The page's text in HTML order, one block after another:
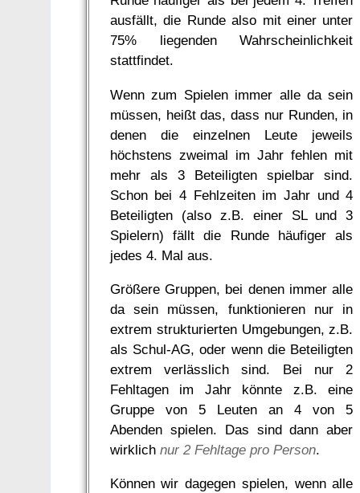
ausfällt, die Runde also mit einer unter
75% liegenden Wahrscheinlichkeit
stattfindet.
Wenn zum Spielen immer alle da sein
müssen, heißt das, dass nur Runden, in
denen die einzelnen Leute jeweils
höchstens zweimal im Jahr fehlen mit
mehr als 3 Beteiligten spielbar sind.
Schon bei 4 Fehlzeiten im Jahr und 4
Beteiligten (also z.B. einer SL und 3
Spielern) fällt die Runde häufiger als
jedes 4. Mal aus.
Größere Gruppen, bei denen immer alle
da sein müssen, funktionieren nur in
extrem strukturierten Umgebungen, z.B.
als Schul-AG, oder wenn die Beteiligten
extrem verlässlich sind. Bei nur 2
Fehltagen im Jahr könnte z.B. eine
Gruppe von 5 Leuten an 4 von 5
Abenden spielen. Das sind dann aber
wirklich nur 2 Fehltage pro Person.
Können wir dagegen spielen, wenn alle